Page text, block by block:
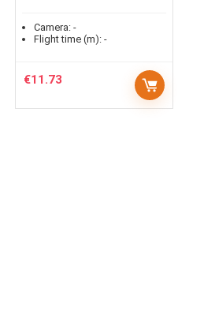
Camera: -
Flight time (m): -
€11.73